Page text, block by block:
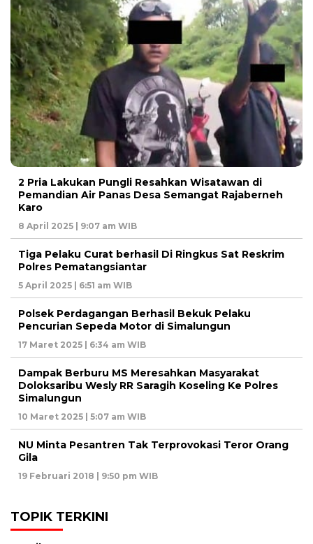
2 Pria Lakukan Pungli Resahkan Wisatawan di
Pemandian Air Panas Desa Semangat Rajaberneh
Karo
8 April 2025 | 9:07 am WIB
Tiga Pelaku Curat berhasil Di Ringkus Sat Reskrim
Polres Pematangsiantar
5 April 2025 | 6:51 am WIB
Polsek Perdagangan Berhasil Bekuk Pelaku
Pencurian Sepeda Motor di Simalungun
17 Maret 2025 | 6:34 am WIB
Dampak Berburu MS Meresahkan Masyarakat
Doloksaribu Wesly RR Saragih Koseling Ke Polres
Simalungun
10 Maret 2025 | 5:07 am WIB
NU Minta Pesantren Tak Terprovokasi Teror Orang
Gila
19 Februari 2018 | 9:50 pm WIB
TOPIK TERKINI